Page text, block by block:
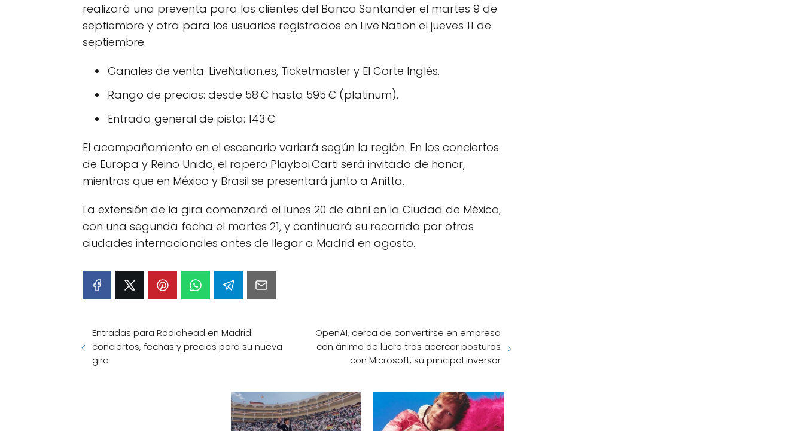
realizará una preventa para los clientes del Banco Santander el martes 9 de
septiembre y otra para los usuarios registrados en Live Nation el jueves 11 de
septiembre.
Canales de venta: LiveNation.es, Ticketmaster y El Corte Inglés.
Rango de precios: desde 58 € hasta 595 € (platinum).
Entrada general de pista: 143 €.
El acompañamiento en el escenario variará según la región. En los conciertos
de Europa y Reino Unido, el rapero Playboi Carti será invitado de honor,
mientras que en México y Brasil se presentará junto a Anitta.
La extensión de la gira comenzará el lunes 20 de abril en la Ciudad de México,
con una segunda fecha el martes 21, y continuará su recorrido por otras
ciudades internacionales antes de llegar a Madrid en agosto.
Entradas para Radiohead en Madrid:
conciertos, fechas y precios para su nueva
gira
OpenAI, cerca de convertirse en empresa
con ánimo de lucro tras acercar posturas
con Microsoft, su principal inversor